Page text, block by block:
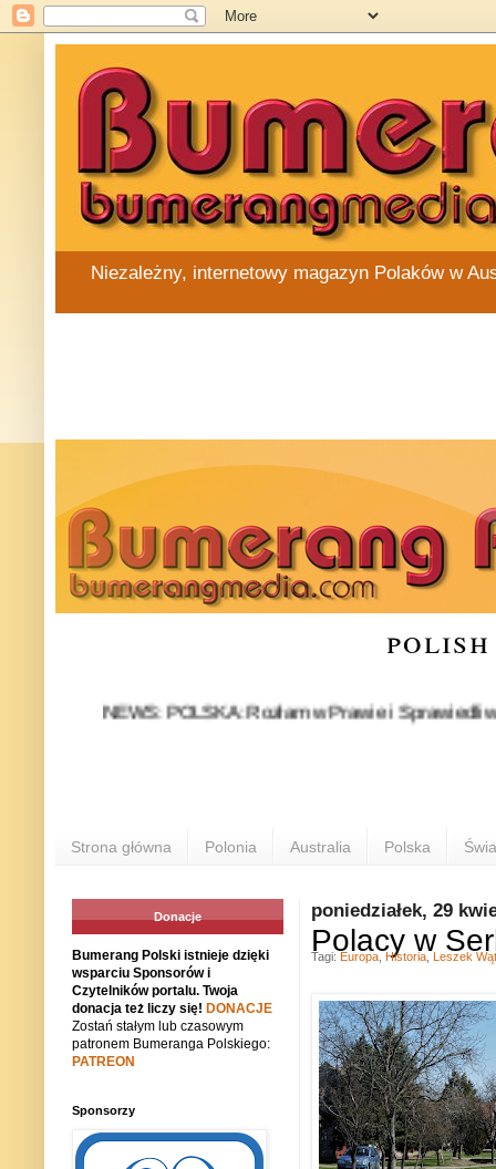
Niezależny, internetowy magazyn Polaków w
NEWS: POLSKA: Rozłam w Prawie i Sprawiedliwości
Strona główna Polonia Australia Polska
poniedziałek, 29
Polacy w
Tagi: Europa Historia Leszek
Donacje
Bumerang Polski istnieje dzięki
wsparciu Sponsorów i
Czytelników portalu. Twoja
donacja też liczy się! DONACJE
Zostań stałym lub czasowym
patronem Bumeranga Polskiego:
PATREON
Sponsorzy